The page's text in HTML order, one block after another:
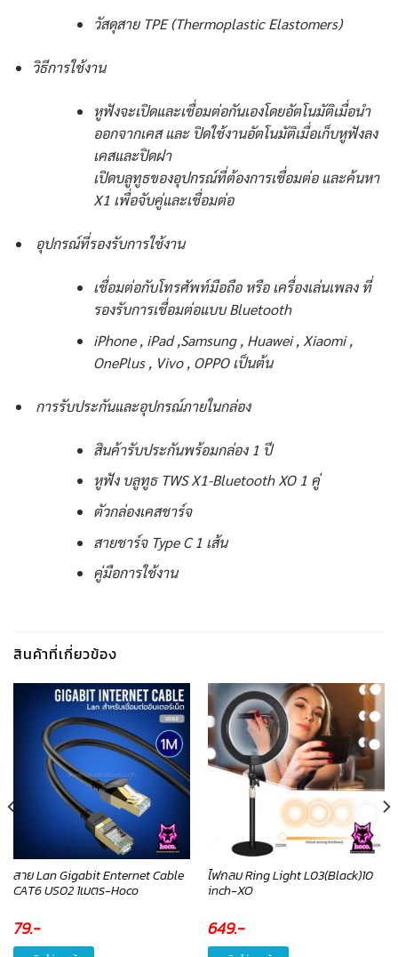
วัสดุสาย TPE (Thermoplastic Elastomers)
วิธีการใช้งาน
หูฟังจะเปิดและเชื่อมต่อกันเองโดยอัตโนมัติเมื่อนำ
ออกจากเคส และ ปิดใช้งานอัตโนมัติเมื่อเก็บหูฟังลง
เคสและปิดฝา
เปิดบลูทูธของอุปกรณ์ที่ต้องการเชื่อมต่อ และค้นหา
X1 เพื่อจับคู่และเชื่อมต่อ
อุปกรณ์ที่รองรับการใช้งาน
เชื่อมต่อกับโทรศัพท์มือถือ หรือ เครื่องเล่นเพลง ที่
รองรับการเชื่อมต่อแบบ Bluetooth
iPhone , iPad ,Samsung , Huawei , Xiaomi ,
OnePlus , Vivo , OPPO เป็นต้น
การรับประกันและอุปกรณ์ภายในกล่อง
สินค้ารับประกันพร้อมกล่อง 1 ปี
หูฟัง บลูทูธ TWS X1-Bluetooth XO 1 คู่
ตัวกล่องเคสชาร์จ
สายชาร์จ Type C 1 เส้น
คู่มือการใช้งาน
สินค้าที่เกี่ยวข้อง
สาย Lan Gigabit Enternet Cable
CAT6 US02 1เมตร-Hoco
79.-
ไฟกลม Ring Light L03(Black)10
inch-XO
649.-